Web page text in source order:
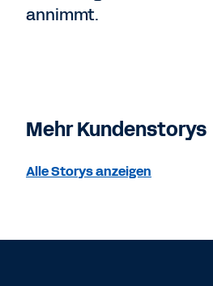
annimmt.
Mehr Kundenstorys
Alle Storys anzeigen